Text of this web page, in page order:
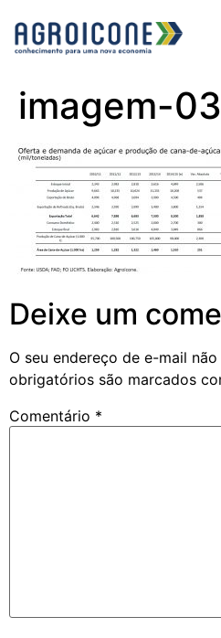
imagem-03
Deixe um
O seu endereço de e-mail
obrigatórios são marcados
Comentário *